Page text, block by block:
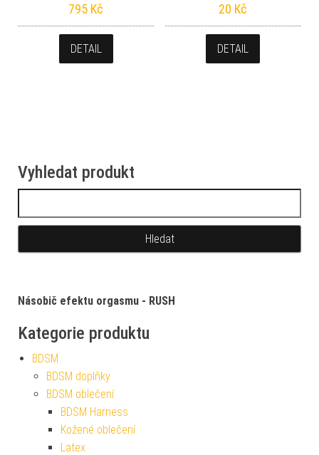
795 Kč
DETAIL
20 Kč
DETAIL
Vyhledat produkt
Násobič efektu orgasmu - RUSH
Kategorie produktu
BDSM
BDSM doplňky
BDSM oblečení
BDSM Harness
Kožené oblečení
Latex